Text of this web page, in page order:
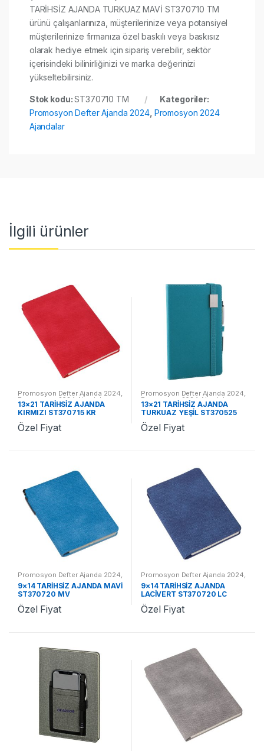
TARİHSİZ AJANDA TURKUAZ MAVİ ST370710 TM
ürünü çalışanlarınıza, müşterilerinize veya potansiyel
müşterilerinize firmanıza özel baskılı veya baskısız
olarak hediye etmek için sipariş verebilir, sektör
içerisindeki bilinirliğinizi ve marka değerinizi
yükseltebilirsiniz.
Stok kodu:ST370710 TM
Kategoriler:
Promosyon Defter Ajanda 2024, Promosyon 2024
Ajandalar
İlgili ürünler
Promosyon Defter Ajanda 2024,
Promosyon 2024 Ajandalar
13×21 TARİHSİZ AJANDA
KIRMIZI ST370715 KR
Özel Fiyat
Promosyon Defter Ajanda 2024,
Promosyon 2024 Ajandalar
13×21 TARİHSİZ AJANDA
TURKUAZ YEŞİL ST370525
TY
Özel Fiyat
Promosyon Defter Ajanda 2024,
Promosyon 2024 Ajandalar
9×14 TARİHSİZ AJANDA MAVİ
ST370720 MV
Özel Fiyat
Promosyon Defter Ajanda 2024,
Promosyon 2024 Ajandalar
9×14 TARİHSİZ AJANDA
LACİVERT ST370720 LC
Özel Fiyat